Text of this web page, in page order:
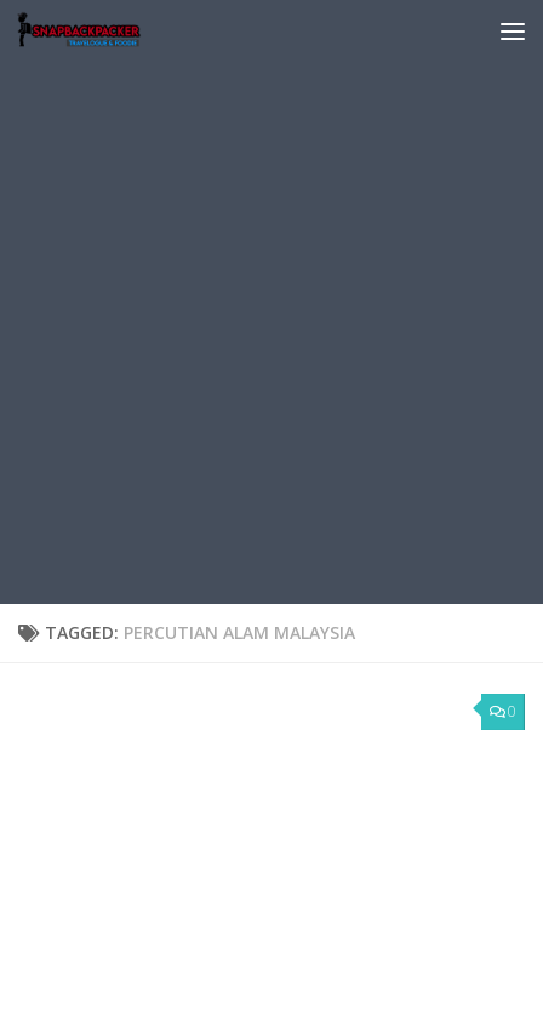
Skip to content
TAGGED: PERCUTIAN ALAM MALAYSIA
0